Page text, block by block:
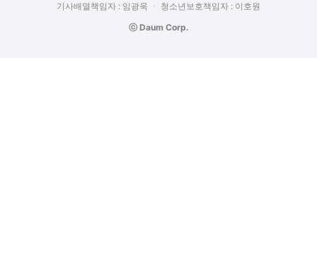
기사배열책임자 : 임광욱
청소년보호책임자 : 이호원
ⓒ Daum Corp.